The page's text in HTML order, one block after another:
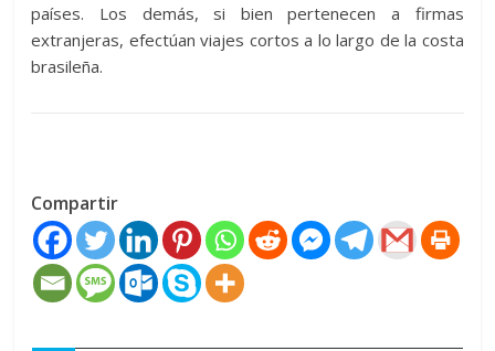
países. Los demás, si bien pertenecen a firmas
extranjeras, efectúan viajes cortos a lo largo de la costa
brasileña.
Compartir